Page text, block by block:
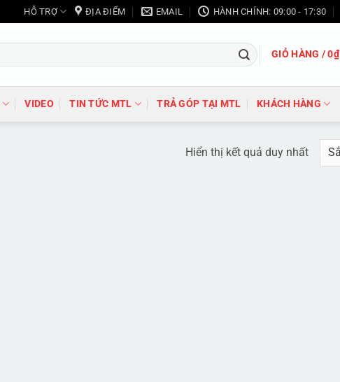
HỖ TRỢ ĐỊA ĐIỂM EMAIL HÀNH CHÍNH: 09:00 - 17:30
GIỎ HÀNG /0₫
VIDEO TIN TỨC MTL TRẢ GÓP TẠI MTL KHÁCH HÀNG
Hiển thị kết quả duy nhất